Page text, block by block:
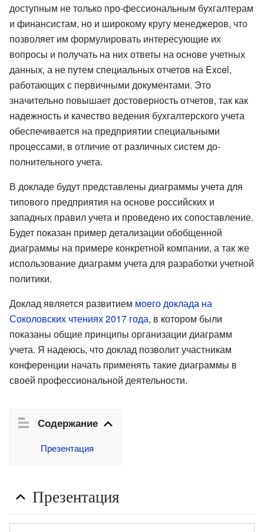
доступным не только про-фессиональным бухгалтерам
и финансистам, но и широкому кругу менеджеров, что
позволяет им формулировать интересующие их
вопросы и получать на них ответы на основе учетных
данных, а не путем специальных отчетов на Excel,
работающих с первичными документами. Это
значительно повышает достоверность отчетов, так как
надежность и качество ведения бухгалтерского учета
обеспечивается на предприятии специальными
процессами, в отличие от различных систем до-
полнительного учета.
В докладе будут представлены диаграммы учета для
типового предприятия на основе российских и
западных правил учета и проведено их сопоставление.
Будет показан пример детализации обобщенной
диаграммы на примере конкретной компании, а так же
использование диаграмм учета для разработки учетной
политики.
Доклад является развитием моего доклада на
Соколовских чтениях 2017 года, в котором были
показаны общие принципы организации диаграмм
учета. Я надеюсь, что доклад позволит участникам
конференции начать применять такие диаграммы в
своей профессиональной деятельности.
Содержание
Презентация
Презентация